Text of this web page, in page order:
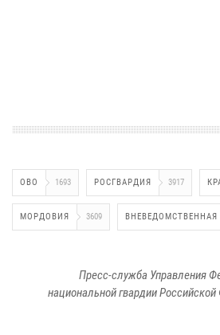
ОВО 1693 РОСГВАРДИЯ 3917
МОРДОВИЯ 3609 ВНЕВЕДОМСТВЕННАЯ
Пресс-служба Управления
национальной гвардии